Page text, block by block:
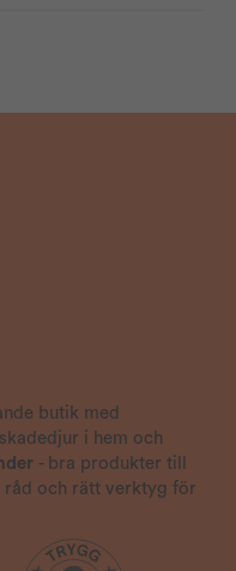
butik med
i hem och
- bra produkter till
råd och rätt verktyg för